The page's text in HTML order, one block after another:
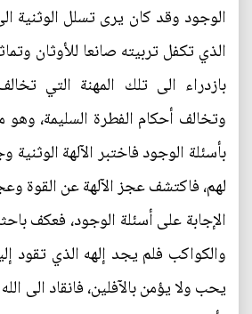
الوجود وقد كان يرى تسلل الوثنية
الذي تكفل تربيته صانعا للأوثان
بازدراء الى تلك المهنة التي
وتخالف أحكام الفطرة السليمة، وهو
بأسئلة الوجود فاختبر الآلهة الوثنية
لهم، فاكتشف عجز الآلهة عن القوة
الإجابة على أسئلة الوجود، فعكف
والكواكب فلم يجد إلهه الذي تقود
يحب ولا يؤمن بالآفلين، فانقاد الى